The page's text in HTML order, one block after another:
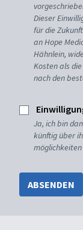
Dieser
für die
an Hope
Hähnlein,
Kosten als
nach den
Ja, ich bin
künftig über
ABSENDEN